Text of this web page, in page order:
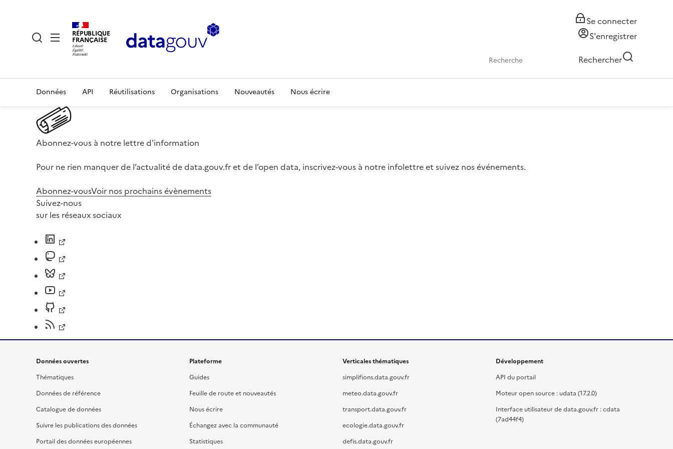
RÉPUBLIQUE
FRANÇAISE
Se connecter
S'enregistrer
Rechercher
Données API Réutilisations Organisations Nouveautés Nous écrire
Abonnez-vous à notre lettre d'information
Pour ne rien manquer de l’actualité de data.gouv.fr et de l’open data, inscrivez-vous à notre infolettre et suivez nos événements.
Abonnez-vousVoir nos prochains évènements
Suivez-nous
sur les réseaux sociaux
Données ouvertes
Thématiques
Données de référence
Catalogue de données
Suivre les publications des données
Portail des données européennes
Plateforme
Guides
Feuille de route et nouveautés
Nous écrire
Échangez avec la communauté
Statistiques
Verticales thématiques
simplifions.data.gouv.fr
meteo.data.gouv.fr
transport.data.gouv.fr
ecologie.data.gouv.fr
defis.data.gouv.fr
Développement
API du portail
Moteur open source : udata (17.2.0)
Interface utilisateur de data.gouv.fr : cdata
(7ad44f4)